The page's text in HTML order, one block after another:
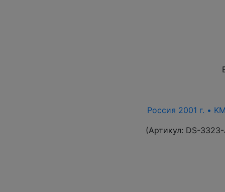
Россия 2001 г. •
(Артикул: DS-